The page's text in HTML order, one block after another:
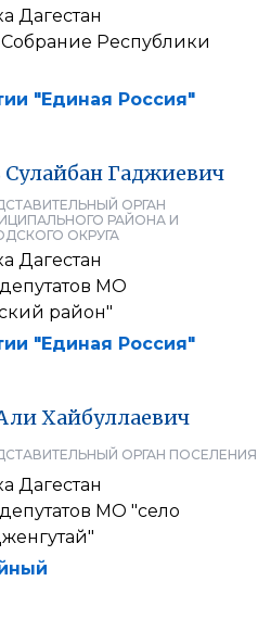
Дагестан
Республики
"Единая Россия"
Сулайбан Гаджиевич
ОРГАН
РАЙОНА И
ОКРУГА
Дагестан
МО
район"
"Единая Россия"
Хайбуллаевич
ОРГАН ПОСЕЛЕНИЯ
Дагестан
МО "село